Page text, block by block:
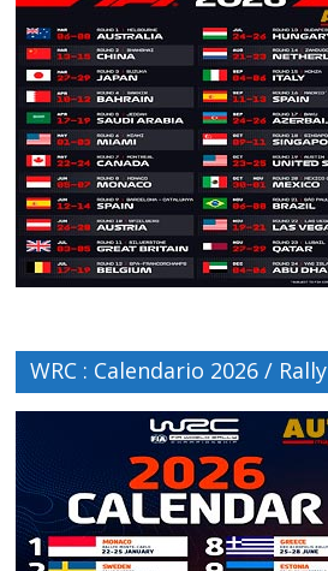
WRC : Calendario 2026 / Rally